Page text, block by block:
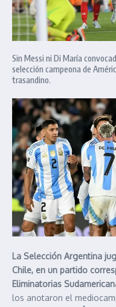
Sin Messi ni Di María
selección campeona de
trasandino.
La Selección Argentina
Chile, en un partido
Eliminatorias
los anotaron el